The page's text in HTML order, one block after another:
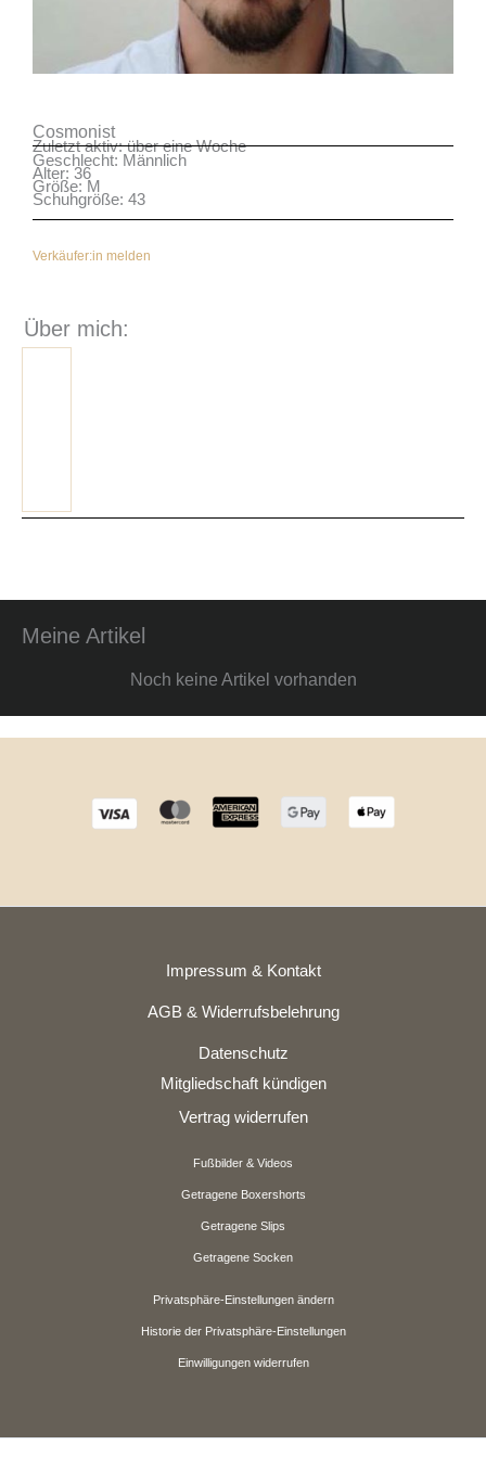
Cosmonist
Zuletzt aktiv: über eine Woche
Geschlecht: Männlich
Alter: 36
Größe: M
Schuhgröße: 43
Verkäufer:in melden
Über mich:
Meine Artikel
Noch keine Artikel vorhanden
Impressum & Kontakt
AGB & Widerrufsbelehrung
Datenschutz
Mitgliedschaft kündigen
Vertrag widerrufen
Fußbilder & Videos
Getragene Boxershorts
Getragene Slips
Getragene Socken
Privatsphäre-Einstellungen ändern
Historie der Privatsphäre-Einstellungen
Einwilligungen widerrufen